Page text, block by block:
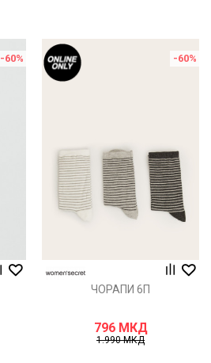
-60% -60%
ЧОРАПИ 6П
796 МКД
1.990МКД